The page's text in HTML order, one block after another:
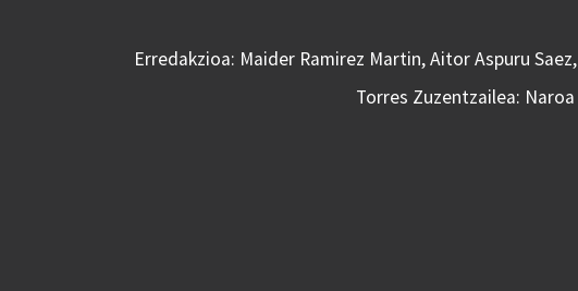
Erredakzioa: Maider Ramirez Martin, Aitor Aspuru
Torres Zuzentzailea: